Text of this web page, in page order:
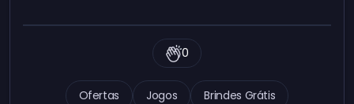
Ofertas Jogos Brindes Grátis
0